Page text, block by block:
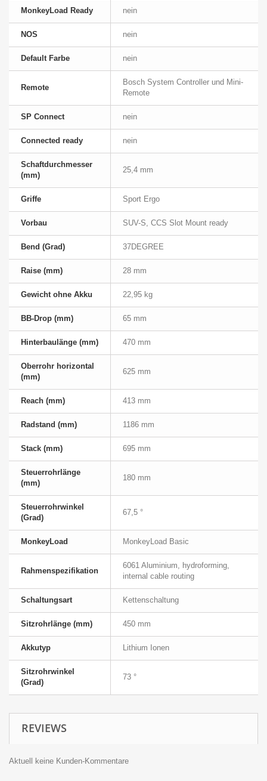
MonkeyLoad Ready nein
NOS nein
Default Farbe nein
Remote
Bosch System Controller und Mini-
Remote
SP Connect nein
Connected ready nein
Schaftdurchmesser
(mm)
25,4 mm
Griffe Sport Ergo
Vorbau SUV-S, CCS Slot Mount ready
Bend (Grad) 37DEGREE
Raise (mm) 28 mm
Gewicht ohne Akku 22,95 kg
BB-Drop (mm) 65 mm
Hinterbaulänge (mm) 470 mm
Oberrohr horizontal
(mm)
625 mm
Reach (mm) 413 mm
Radstand (mm) 1186 mm
Stack (mm) 695 mm
Steuerrohrlänge
(mm)
180 mm
Steuerrohrwinkel
(Grad)
67,5 °
MonkeyLoad MonkeyLoad Basic
Rahmenspezifikation
6061 Aluminium, hydroforming,
internal cable routing
Schaltungsart Kettenschaltung
Sitzrohrlänge (mm) 450 mm
Akkutyp Lithium Ionen
Sitzrohrwinkel
(Grad)
73 °
REVIEWS
Aktuell keine Kunden-Kommentare